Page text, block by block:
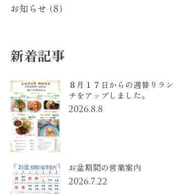
お知らせ (8)
新着記事
８月１７日からの週替りラン
チをアップしました。
2026.8.8
お盆期間の営業案内
2026.7.22